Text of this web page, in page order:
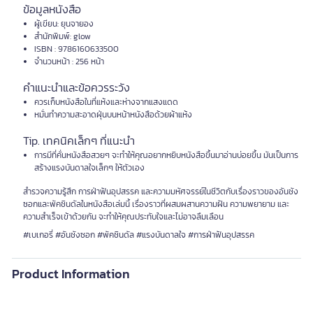
ข้อมูลหนังสือ
ผู้เขียน: ยุนจายอง
สำนักพิมพ์: glow
ISBN : 9786160633500
จำนวนหน้า : 256 หน้า
คำแนะนำและข้อควรระวัง
ควรเก็บหนังสือในที่แห้งและห่างจากแสงแดด
หมั่นทำความสะอาดฝุ่นบนหน้าหนังสือด้วยผ้าแห้ง
Tip. เทคนิคเล็กๆ ที่แนะนำ
การมีที่คั่นหนังสือสวยๆ จะทำให้คุณอยากหยิบหนังสือขึ้นมาอ่านบ่อยขึ้น มันเป็นการ
สร้างแรงบันดาลใจเล็กๆ ให้ตัวเอง
สำรวจความรู้สึก การฝ่าฟันอุปสรรค และความมหัศจรรย์ในชีวิตกับเรื่องราวของอันชัง
ซอกและพัคชินดัลในหนังสือเล่มนี้ เรื่องราวที่ผสมผสานความฝัน ความพยายาม และ
ความสำเร็จเข้าด้วยกัน จะทำให้คุณประทับใจและไม่อาจลืมเลือน
#เบเกอรี่ #อันชังซอก #พัคชินดัล #แรงบันดาลใจ #การฝ่าฟันอุปสรรค
Product Information